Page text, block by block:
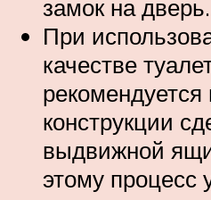
замок на дверь.
При
качестве
рекомендуется
конструкции
выдвижной
этому процесс